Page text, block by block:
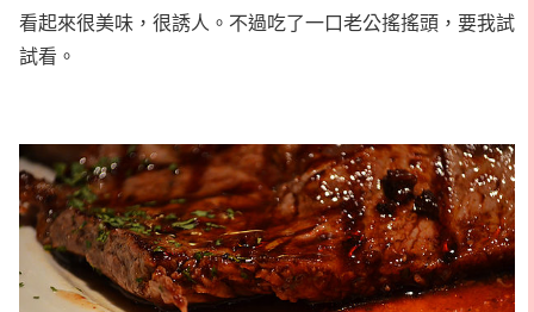
看起來很美味，很誘人。不過吃了一口老公搖搖頭，要我試
試看。